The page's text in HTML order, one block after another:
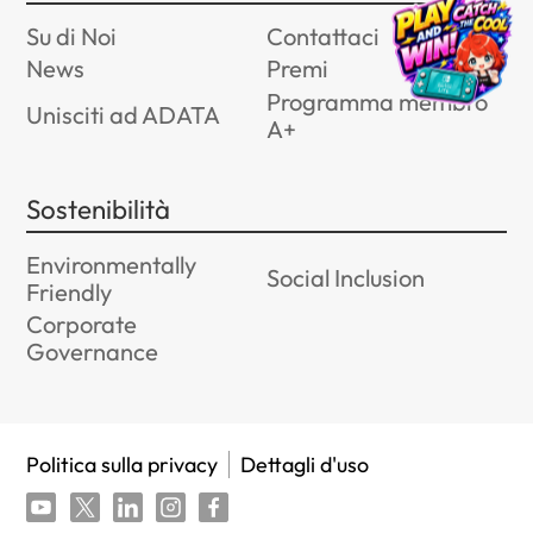
Su di Noi
Contattaci
News
Premi
Unisciti ad ADATA
Programma membro
A+
Sostenibilità
Environmentally
Friendly
Social Inclusion
Corporate
Governance
Politica sulla privacy Dettagli d'uso